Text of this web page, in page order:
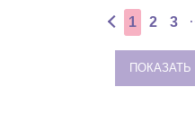
1 2 3